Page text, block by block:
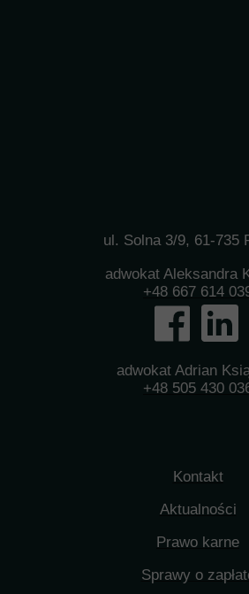
Kontakt
Aktualności
Prawo karne
Sprawy o
adwokat Aleksandra
+48 667 614
ul. Solna 3/9, 61-735
adwokat Adrian
+48 505 430